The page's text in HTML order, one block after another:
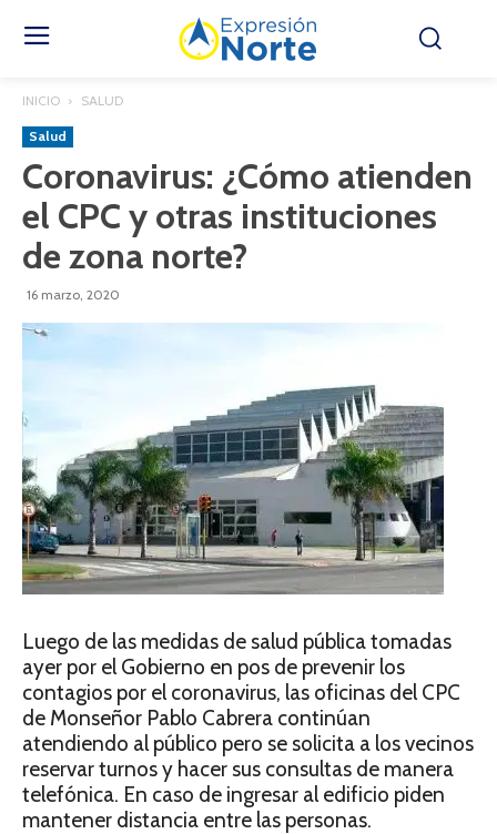
INICIO SALUD
Salud
Coronavirus: ¿Cómo atienden
el CPC y otras instituciones
de zona norte?
16 marzo, 2020
Luego de las medidas de salud pública tomadas
ayer por el Gobierno en pos de prevenir los
contagios por el coronavirus, las oficinas del CPC
de Monseñor Pablo Cabrera continúan
atendiendo al público pero se solicita a los vecinos
reservar turnos y hacer sus consultas de manera
telefónica. En caso de ingresar al edificio piden
mantener distancia entre las personas.